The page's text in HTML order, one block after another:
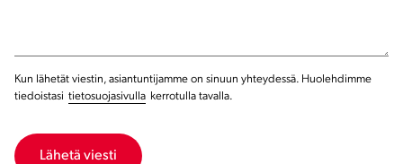
Kun lähetät viestin, asiantuntijamme on sinuun yhteydessä. Huolehdimme
tiedoistasi tietosuojasivulla kerrotulla tavalla.